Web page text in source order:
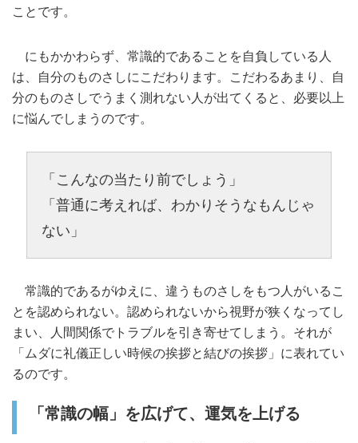
ことです。
にもかかわらず、常識的であることを自負している人
は、自分のものさしにこだわります。こだわるあまり、自
分のものさしでうまく測れない人が出てくると、必要以上
に悩んでしまうのです。
「こんなの当たり前でしょう」
「普通に考えれば、わかりそうなもんじゃ
ない」
常識的であるがゆえに、違うものさしをもつ人がいるこ
とを認められない。認められないから視野が狭くなってし
まい、人間関係でトラブルを引き寄せてしまう。それが
「ムダに礼儀正しい時候の挨拶と結びの挨拶」に表れてい
るのです。
「常識の幅」を広げて、運気を上げる